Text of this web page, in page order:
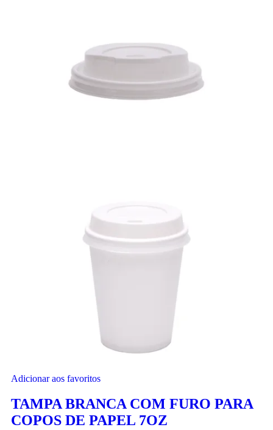
Adicionar aos favoritos
TAMPA BRANCA COM FURO PARA
COPOS DE PAPEL 7OZ